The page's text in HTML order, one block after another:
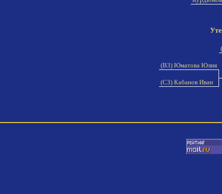
(B3) Юматова Юлия
(C3) Кабанов Иван